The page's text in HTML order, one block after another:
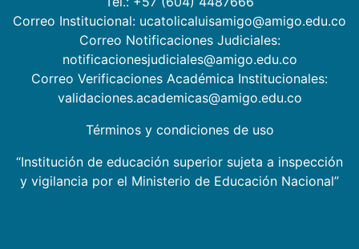
Correo Institucional: ucatolicaluisamigo@amigo.edu.co
Correo Notificaciones Judiciales:
notificacionesjudiciales@amigo.edu.co
Correo Verificaciones Académica Institucionales:
validaciones.academicas@amigo.edu.co
Términos y condiciones de uso
“Institución de educación superior sujeta a inspección
y vigilancia por el Ministerio de Educación Nacional”